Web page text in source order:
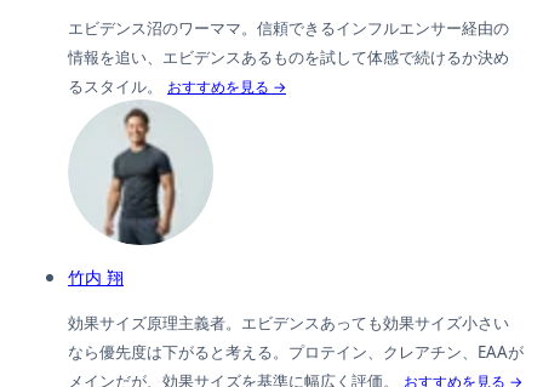
エビデンス沼のワーママ。信頼できるインフルエンサー経由の
情報を追い、エビデンスあるものを試して体感で続けるか決め
るスタイル。
おすすめを見る →
竹内 翔
効果サイズ原理主義者。エビデンスあっても効果サイズ小さい
なら優先度は下がると考える。プロテイン、クレアチン、EAAが
メインだが、効果サイズを基準に幅広く評価。
おすすめを見る →